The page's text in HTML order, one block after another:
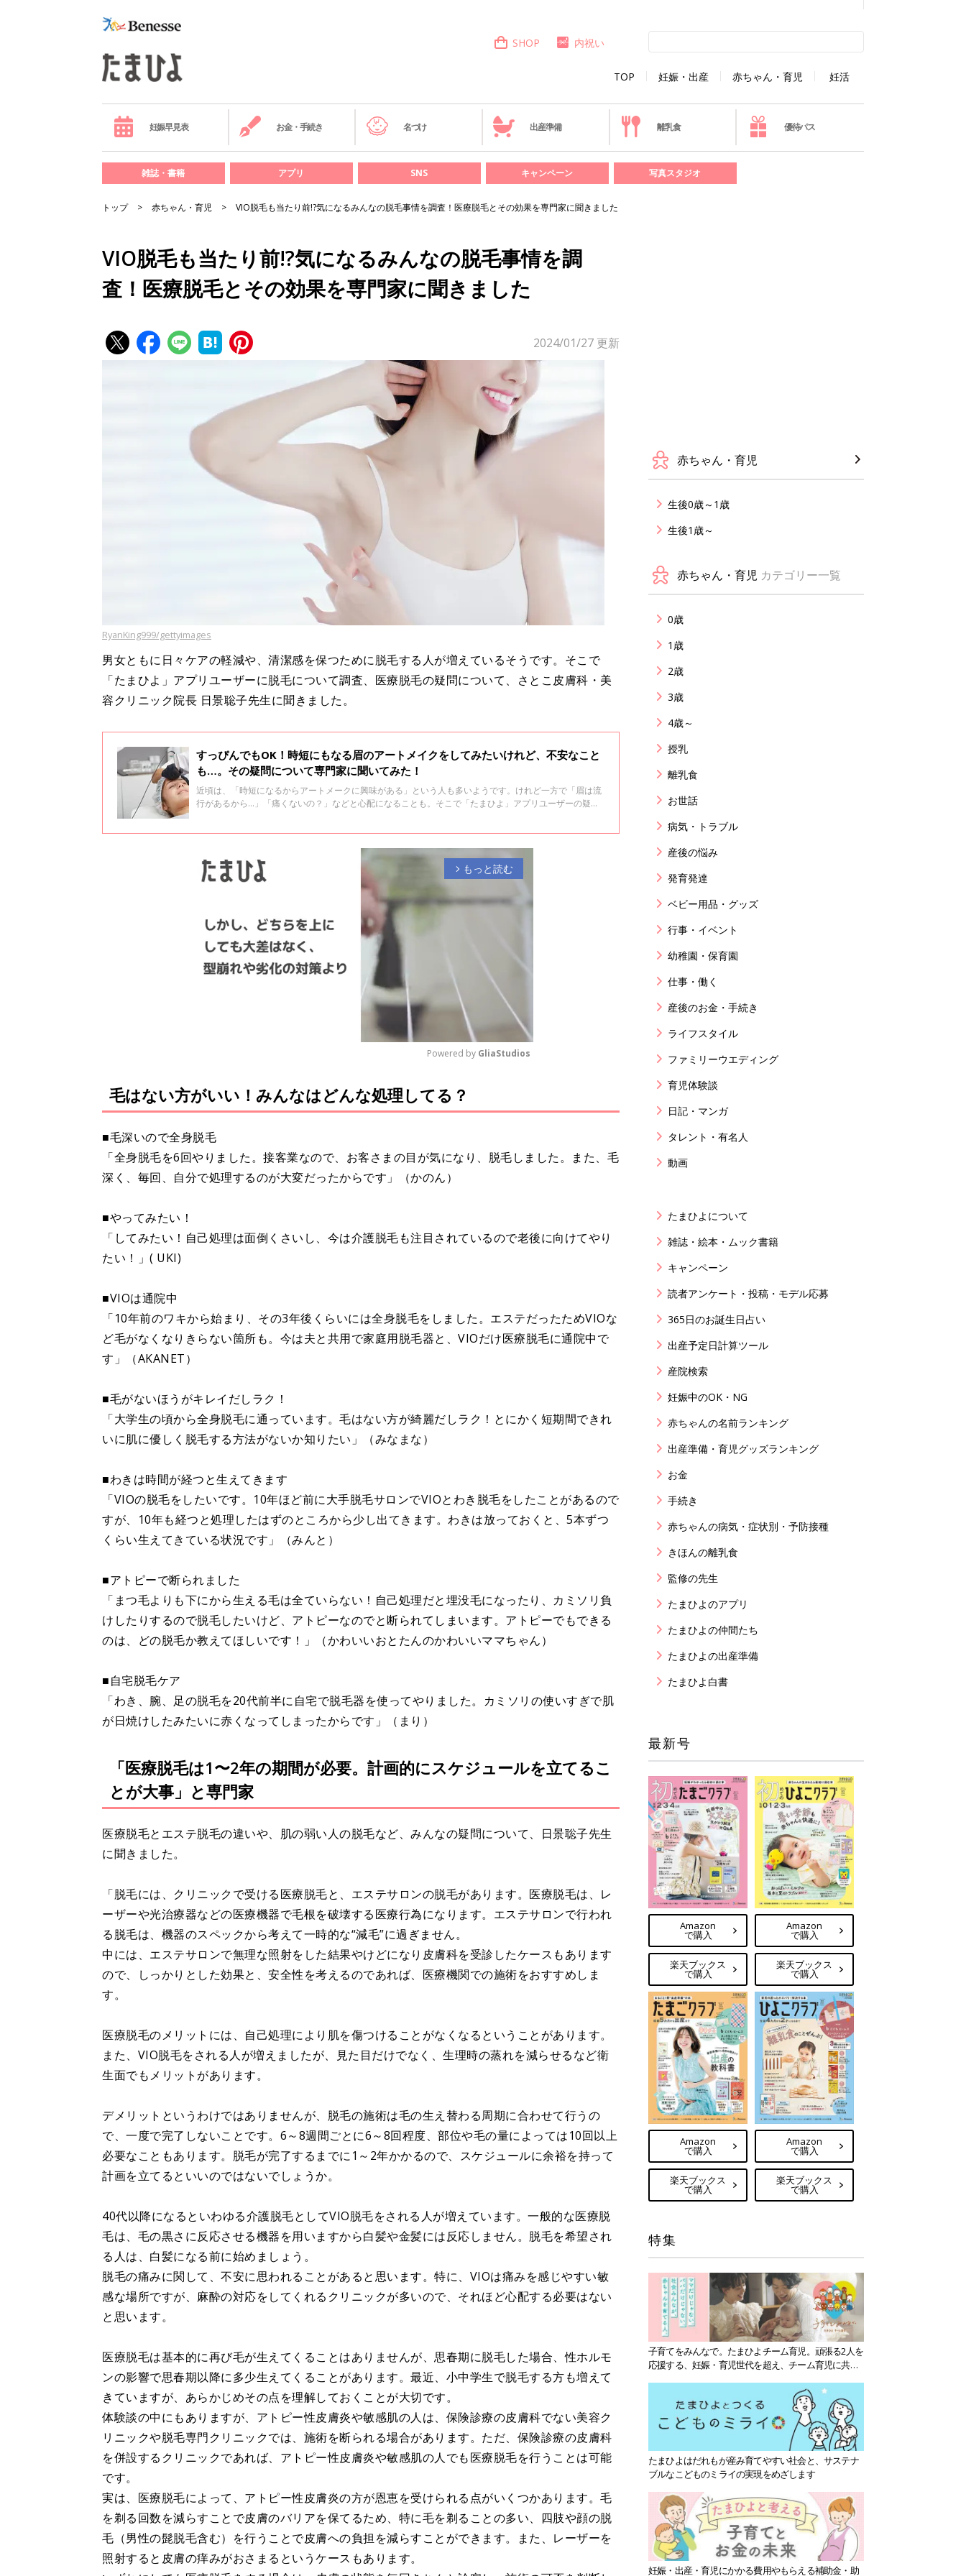
TOP 妊娠・出産 赤ちゃん・育児 妊活
SHOP 内祝い
妊娠早見表 お金・手続き 名づけ 出産準備 離乳食 優待パス
雑誌・書籍 アプリ SNS キャンペーン 写真スタジオ
トップ 赤ちゃん・育児 VIO脱毛も当たり前!?気になるみんなの脱毛事情を調査！医療脱毛とその効果を専門家に聞きました
VIO脱毛も当たり前!?気になるみんなの脱毛事情を調
査！医療脱毛とその効果を専門家に聞きました
2024/01/27 更新
RyanKing999/gettyimages
男女ともに日々ケアの軽減や、清潔感を保つために脱毛する人が増えているそうです。そこで
「たまひよ」アプリユーザーに脱毛について調査、医療脱毛の疑問について、さとこ皮膚科・美
容クリニック院長 日景聡子先生に聞きました。
すっぴんでもOK！時短にもなる眉のアートメイクをしてみたいけれど、不安なこと
も…。その疑問について専門家に聞いてみた！
近頃は、「時短になるからアートメークに興味がある」という人も多いようです。けれど一方で「眉は流
行があるから…」「痛くないの？」などと心配になることも。そこで「たまひよ」アプリユーザーの疑問
arrow_forward_ios もっと読む
u
e
Powered by GliaStudios
毛はない方がいい！みんなはどんな処理してる？
■毛深いので全身脱毛
「全身脱毛を6回やりました。接客業なので、お客さまの目が気になり、脱毛しました。また、毛
深く、毎回、自分で処理するのが大変だったからです」（かのん）
■やってみたい！
「してみたい！自己処理は面倒くさいし、今は介護脱毛も注目されているので老後に向けてやり
たい！」( UKI)
■VIOは通院中
「10年前のワキから始まり、その3年後くらいには全身脱毛をしました。エステだったためVIOな
ど毛がなくなりきらない箇所も。今は夫と共用で家庭用脱毛器と、VIOだけ医療脱毛に通院中で
す」（AKANET）
■毛がないほうがキレイだしラク！
「大学生の頃から全身脱毛に通っています。毛はない方が綺麗だしラク！とにかく短期間できれ
いに肌に優しく脱毛する方法がないか知りたい」（みなまな）
■わきは時間が経つと生えてきます
「VIOの脱毛をしたいです。10年ほど前に大手脱毛サロンでVIOとわき脱毛をしたことがあるので
すが、10年も経つと処理したはずのところから少し出てきます。わきは放っておくと、5本ずつ
くらい生えてきている状況です」（みんと）
■アトピーで断られました
「まつ毛よりも下にから生える毛は全ていらない！自己処理だと埋没毛になったり、カミソリ負
けしたりするので脱毛したいけど、アトピーなのでと断られてしまいます。アトピーでもできる
のは、どの脱毛か教えてほしいです！」（かわいいおとたんのかわいいママちゃん）
■自宅脱毛ケア
「わき、腕、足の脱毛を20代前半に自宅で脱毛器を使ってやりました。カミソリの使いすぎで肌
が日焼けしたみたいに赤くなってしまったからです」（まり）
「医療脱毛は1〜2年の期間が必要。計画的にスケジュールを立てるこ
とが大事」と専門家
医療脱毛とエステ脱毛の違いや、肌の弱い人の脱毛など、みんなの疑問について、日景聡子先生
に聞きました。
「脱毛には、クリニックで受ける医療脱毛と、エステサロンの脱毛があります。医療脱毛は、レ
ーザーや光治療器などの医療機器で毛根を破壊する医療行為になります。エステサロンで行われ
る脱毛は、機器のスペックから考えて一時的な“減毛”に過ぎません。
中には、エステサロンで無理な照射をした結果やけどになり皮膚科を受診したケースもあります
ので、しっかりとした効果と、安全性を考えるのであれば、医療機関での施術をおすすめしま
す。
医療脱毛のメリットには、自己処理により肌を傷つけることがなくなるということがあります。
また、VIO脱毛をされる人が増えましたが、見た目だけでなく、生理時の蒸れを減らせるなど衛
生面でもメリットがあります。
デメリットというわけではありませんが、脱毛の施術は毛の生え替わる周期に合わせて行うの
で、一度で完了しないことです。6～8週間ごとに6～8回程度、部位や毛の量によっては10回以上
必要なこともあります。脱毛が完了するまでに1～2年かかるので、スケジュールに余裕を持って
計画を立てるといいのではないでしょうか。
40代以降になるといわゆる介護脱毛としてVIO脱毛をされる人が増えています。一般的な医療脱
毛は、毛の黒さに反応させる機器を用いますから白髪や金髪には反応しません。脱毛を希望され
る人は、白髪になる前に始めましょう。
脱毛の痛みに関して、不安に思われることがあると思います。特に、VIOは痛みを感じやすい敏
感な場所ですが、麻酔の対応をしてくれるクリニックが多いので、それほど心配する必要はない
と思います。
医療脱毛は基本的に再び毛が生えてくることはありませんが、思春期に脱毛した場合、性ホルモ
ンの影響で思春期以降に多少生えてくることがあります。最近、小中学生で脱毛する方も増えて
きていますが、あらかじめその点を理解しておくことが大切です。
体験談の中にもありますが、アトピー性皮膚炎や敏感肌の人は、保険診療の皮膚科でない美容ク
リニックや脱毛専門クリニックでは、施術を断られる場合があります。ただ、保険診療の皮膚科
を併設するクリニックであれば、アトピー性皮膚炎や敏感肌の人でも医療脱毛を行うことは可能
です。
実は、医療脱毛によって、アトピー性皮膚炎の方が恩恵を受けられる点がいくつかあります。毛
を剃る回数を減らすことで皮膚のバリアを保てるため、特に毛を剃ることの多い、四肢や顔の脱
毛（男性の髭脱毛含む）を行うことで皮膚への負担を減らすことができます。また、レーザーを
照射すると皮膚の痒みがおさまるというケースもあります。
赤ちゃん・育児
生後0歳～1歳
生後1歳～
赤ちゃん・育児 カテゴリー一覧
0歳
1歳
2歳
3歳
4歳～
授乳
離乳食
お世話
病気・トラブル
産後の悩み
発育発達
ベビー用品・グッズ
行事・イベント
幼稚園・保育園
仕事・働く
産後のお金・手続き
ライフスタイル
ファミリーウエディング
育児体験談
日記・マンガ
タレント・有名人
動画
たまひよについて
雑誌・絵本・ムック書籍
キャンペーン
読者アンケート・投稿・モデル応募
365日のお誕生日占い
出産予定日計算ツール
産院検索
妊娠中のOK・NG
赤ちゃんの名前ランキング
出産準備・育児グッズランキング
お金
手続き
赤ちゃんの病気・症状別・予防接種
きほんの離乳食
監修の先生
たまひよのアプリ
たまひよの仲間たち
たまひよの出産準備
たまひよ白書
最新号
Amazon
で購入
楽天ブックス
で購入
Amazon
で購入
楽天ブックス
で購入
Amazon
で購入
楽天ブックス
で購入
Amazon
で購入
楽天ブックス
で購入
特集
子育てをみんなで。たまひよチーム育児。頑張る2人を
応援する、妊娠・育児世代を超え、チーム育児に共感
たまひよはだれもが産み育てやすい社会と、サステナ
ブルなこどものミライの実現をめざします
妊娠・出産・育児にかかる費用やもらえる補助金・助